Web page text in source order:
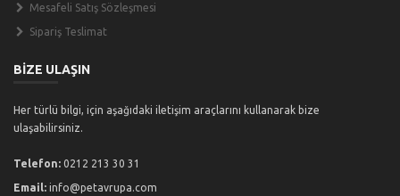
Mesafeli Satış Sözleşmesi
Sipariş Teslimat
BİZE ULAŞIN
Her türlü bilgi, için aşağıdaki iletişim araçlarını kullanarak bize
ulaşabilirsiniz.
Telefon: 0212 213 30 31
Email: info@petavrupa.com